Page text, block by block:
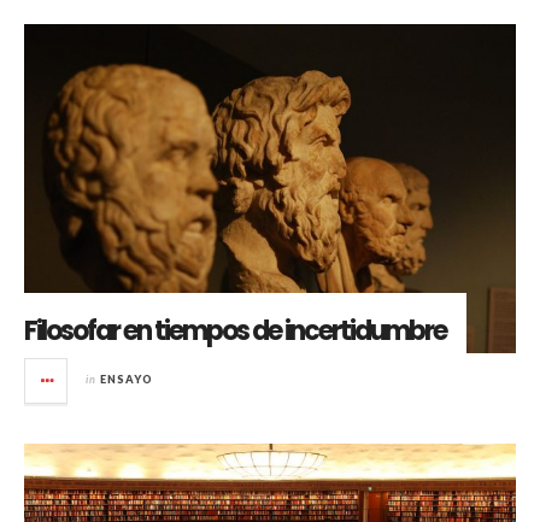
Filosofar en tiempos de incertidumbre
in ENSAYO